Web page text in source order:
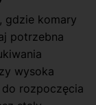
gdzie komary
potrzebna
wysoka
rozpoczęcia